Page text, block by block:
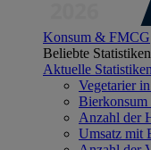
Konsum & FMCG
Beliebte Statistiken
Aktuelle Statistiken
Vegetarier
Anzahl der
Umsatz mit